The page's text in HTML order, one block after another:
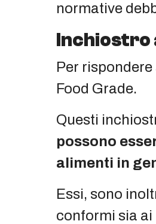
normative
Inchiostro
Per
Food Grade.
Questi
possono
alimenti in
Essi, sono
conformi sia ai